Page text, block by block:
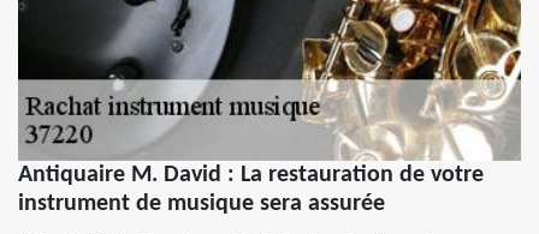
Antiquaire M. David : La restauration de votre
instrument de musique sera assurée